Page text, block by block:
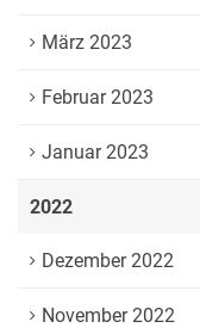
März 2023
Februar 2023
Januar 2023
2022
Dezember 2022
November 2022